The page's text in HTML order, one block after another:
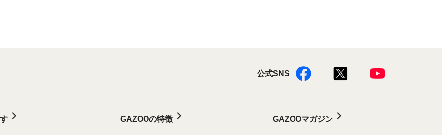
公式SNS
GAZOOの特徴 GAZOOマガジン